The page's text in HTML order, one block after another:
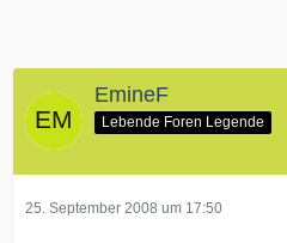
EmineF
Lebende Foren Legende
25. September 2008 um 17:50